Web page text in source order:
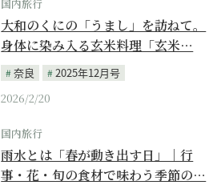
国内旅行
大和のくにの「うまし」を訪ねて。
身体に染み入る玄米料理「玄米…
奈良
2025年12月号
2026/2/20
国内旅行
雨水とは「春が動き出す日」｜行
事・花・旬の食材で味わう季節の…